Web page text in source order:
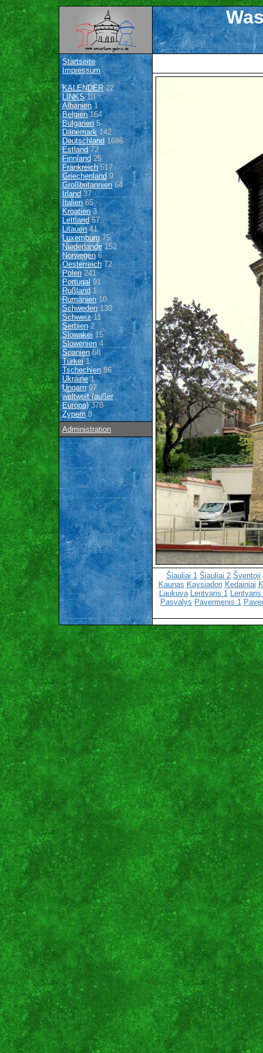
Startseite
Impressum
KALENDER22
LINKS10
Albanien1
Belgien164
Bulgarien 5
Dänemark142
Deutschland 1686
Estland 72
Finnland 25
Frankreich517
Griechenland9
Großbritannien64
Irland 37
Italien65
Kroatien3
Lettland57
Litauen41
Luxemburg 75
Niederlande152
Norwegen6
Oesterreich72
Polen 241
Portugal91
Rußland 1
Rumänien10
Schweden 130
Schweiz11
Serbien2
Slowakei15
Slowenien4
Spanien68
Türkei1
Tschechien 86
Ukraine1
Ungarn97
weltweit (außer
Europa)378
Zypern8
Administration
Šiauliai 1 Šiauliai 2 Šventoji
Kaunas Kaysiadori Kedainiai
Laukuva Lentvaris 1 Lentvaris
Pasvalys Pavermenis 1